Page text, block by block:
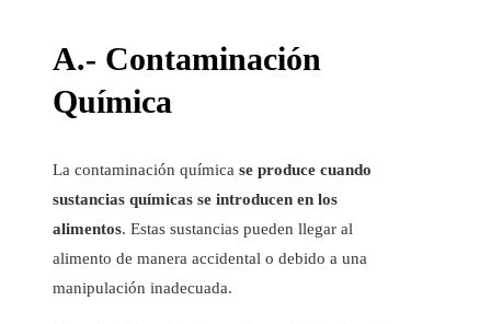
A.- Contaminación
Química
La contaminación química se produce cuando
sustancias químicas se introducen en los
alimentos. Estas sustancias pueden llegar al
alimento de manera accidental o debido a una
manipulación inadecuada.